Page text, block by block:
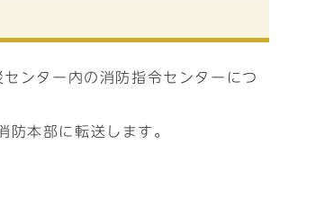
ンター内の消防指令センターにつ
本部に転送します。